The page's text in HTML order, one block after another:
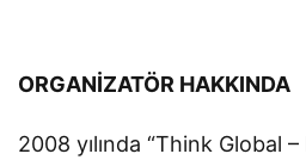
ORGANİZATÖR HAKKINDA
2008 yılında “Think Global